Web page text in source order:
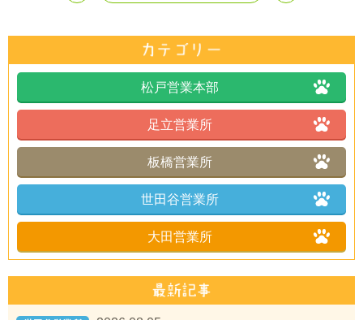
松戸営業本部
足立営業所
板橋営業所
世田谷営業所
大田営業所